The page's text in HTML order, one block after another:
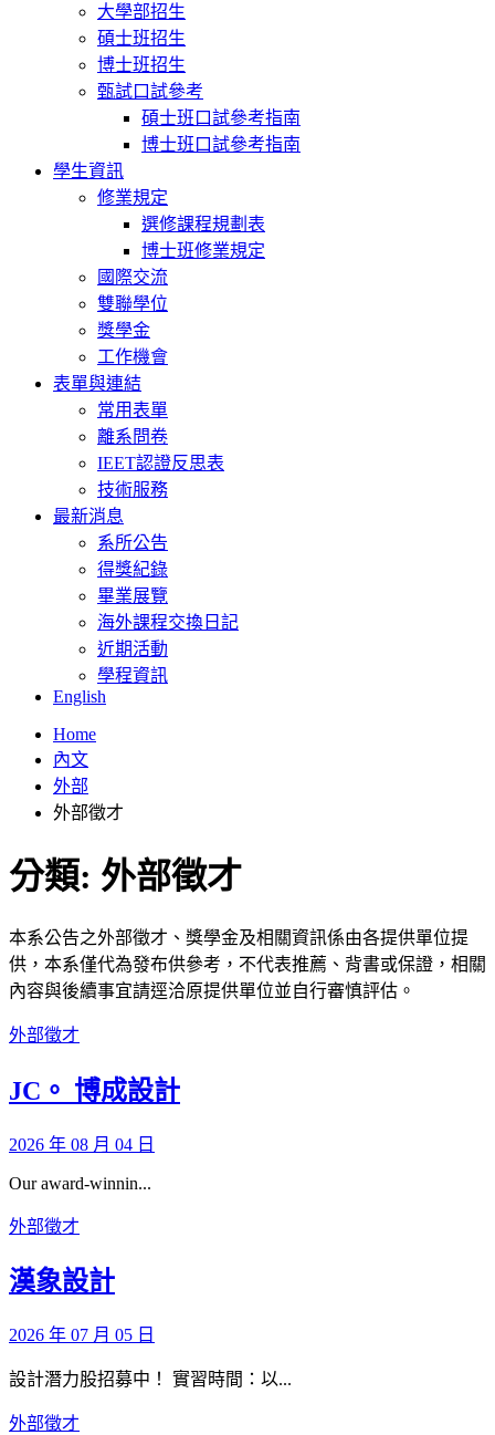
大學部招生
碩士班招生
博士班招生
甄試口試參考
碩士班口試參考指南
博士班口試參考指南
學生資訊
修業規定
選修課程規劃表
博士班修業規定
國際交流
雙聯學位
獎學金
工作機會
表單與連結
常用表單
離系問卷
IEET認證反思表
技術服務
最新消息
系所公告
得獎紀錄
畢業展覽
海外課程交換日記
近期活動
學程資訊
English
Home
內文
外部
外部徵才
分類: 外部徵才
本系公告之外部徵才、獎學金及相關資訊係由各提供單位提
供，本系僅代為發布供參考，不代表推薦、背書或保證，相關
內容與後續事宜請逕洽原提供單位並自行審慎評估。
外部徵才
JC。 博成設計
2026 年 08 月 04 日
Our award-winnin...
外部徵才
漢象設計
2026 年 07 月 05 日
設計潛力股招募中！ 實習時間：以...
外部徵才